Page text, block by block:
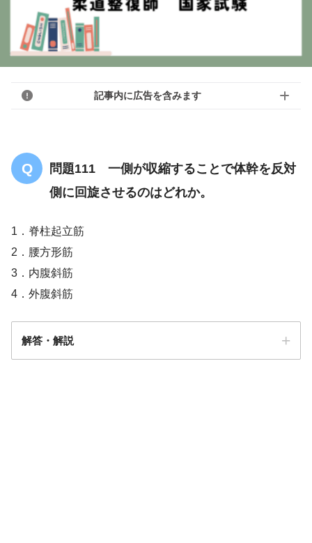
記事内に広告を含みます
問題111 一側が収縮することで体幹を反対
側に回旋させるのはどれか。
1．脊柱起立筋
2．腰方形筋
3．内腹斜筋
4．外腹斜筋
解答・解説